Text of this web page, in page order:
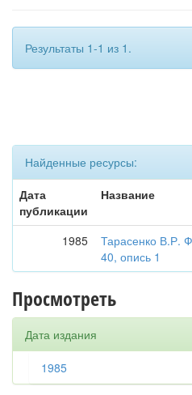
Результаты 1-1 из 1.
Найденные ресурсы:
Дата
публикации
Название
1985
Тарасенко В.Р.
40, опись 1
Просмотреть
Дата издания
1985